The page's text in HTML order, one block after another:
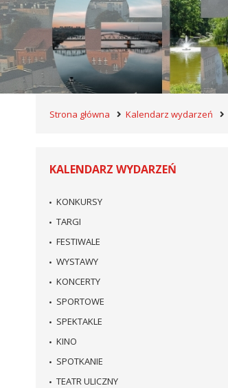
Strona główna Kalendarz wydarzeń
KALENDARZ WYDARZEŃ
KONKURSY
TARGI
FESTIWALE
WYSTAWY
KONCERTY
SPORTOWE
SPEKTAKLE
KINO
SPOTKANIE
TEATR ULICZNY